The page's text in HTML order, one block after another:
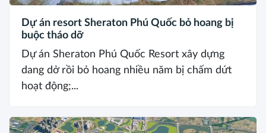
Dự án resort Sheraton Phú Quốc bỏ hoang bị
buộc tháo dỡ
Dự án Sheraton Phú Quốc Resort xây dựng
dang dở rồi bỏ hoang nhiều năm bị chấm dứt
hoạt động;...